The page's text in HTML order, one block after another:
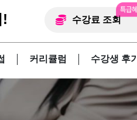
수강료 조회
커리큘럼 수강생 후기